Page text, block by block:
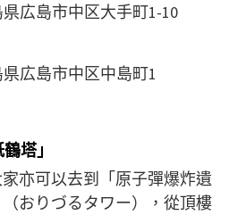
広島市中区大手町1-10
広島市中区中島町1
塔」
亦可以去到「原子彈爆炸遺
おりづるタワー），從頂樓